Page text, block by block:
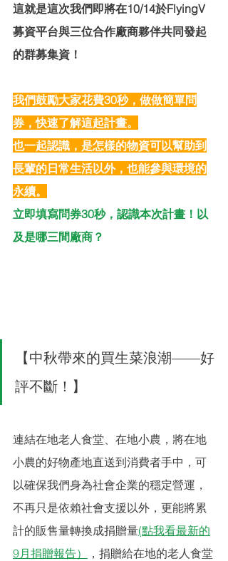
這就是這次我們即將在10/14於FlyingV
募資平台與三位合作廠商夥伴共同發起
的群募集資！
我們鼓勵大家花費30秒，做做簡單問
券，快速了解這起計畫。
也一起認識，是怎樣的物資可以幫助到
長輩的日常生活以外，也能參與環境的
永續。
立即填寫問券30秒，認識本次計畫！以
及是哪三間廠商？
【中秋帶來的買生菜浪潮——好
評不斷！】
連結在地老人食堂、在地小農，將在地
小農的好物產地直送到消費者手中，可
以確保我們身為社會企業的穩定營運，
不再只是依賴社會支援以外，更能將累
計的販售量轉換成捐贈量(點我看最新的
9月捐贈報告）
，捐贈給在地的老人食堂